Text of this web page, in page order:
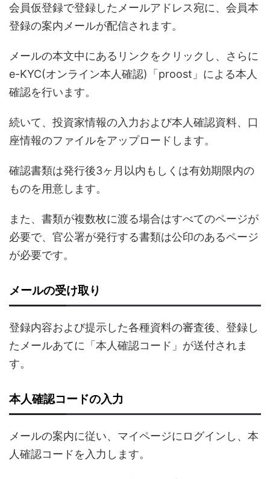
会員仮登録で登録したメールアドレス宛に、会員本
登録の案内メールが配信されます。
メールの本文中にあるリンクをクリックし、さらに
e-KYC(オンライン本人確認)「proost」による本人
確認を行います。
続いて、投資家情報の入力および本人確認資料、口
座情報のファイルをアップロードします。
確認書類は発行後3ヶ月以内もしくは有効期限内の
ものを用意します。
また、書類が複数枚に渡る場合はすべてのページが
必要で、官公署が発行する書類は公印のあるページ
が必要です。
メールの受け取り
登録内容および提示した各種資料の審査後、登録し
たメールあてに「本人確認コード」が送付されま
す。
本人確認コードの入力
メールの案内に従い、マイページにログインし、本
人確認コードを入力します。